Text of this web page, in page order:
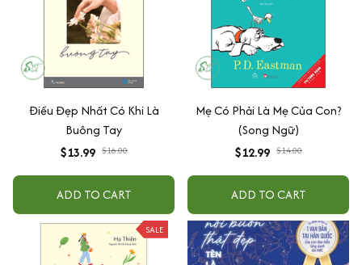
Điều Đẹp Nhất Có Khi Là
Buông Tay
$13.99 $16.00
ADD TO CART
Mẹ Có Phải Là Mẹ Của Con?
(Song Ngữ)
$12.99 $14.00
ADD TO CART
SALE